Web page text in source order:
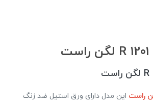
این مدل دارای ورق استیل ضد زنگ